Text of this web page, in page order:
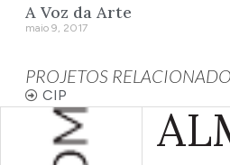
A Voz da Arte
maio 9, 2017
PROJETOS
CIP